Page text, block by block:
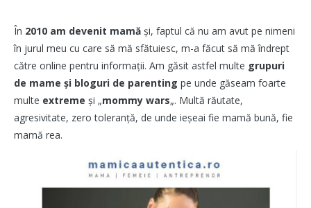
În 2010 am devenit mamă și, faptul că nu am avut pe nimeni
în jurul meu cu care să mă sfătuiesc, m-a făcut să mă îndrept
către online pentru informații. Am găsit astfel multe grupuri
de mame și bloguri de parenting pe unde găseam foarte
multe extreme și „mommy wars„. Multă răutate,
agresivitate, zero toleranță, de unde ieșeai fie mamă bună, fie
mamă rea.